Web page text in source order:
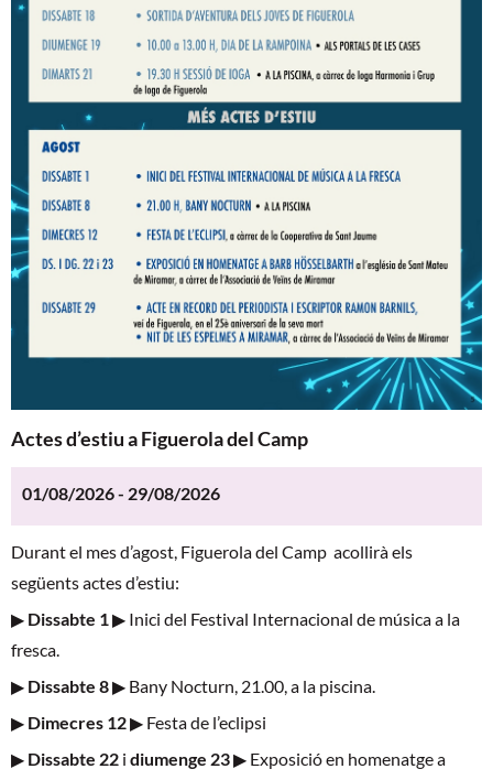
Actes d’estiu a Figuerola del Camp
01/08/2026 - 29/08/2026
Durant el mes d’agost, Figuerola del Camp acollirà els
següents actes d’estiu:
▶ Dissabte 1▶ Inici del Festival Internacional de música a la
fresca.
▶ Dissabte 8▶ Bany Nocturn, 21.00, a la piscina.
▶ Dimecres 12▶ Festa de l’eclipsi
▶ Dissabte 22 i diumenge 23▶ Exposició en homenatge a